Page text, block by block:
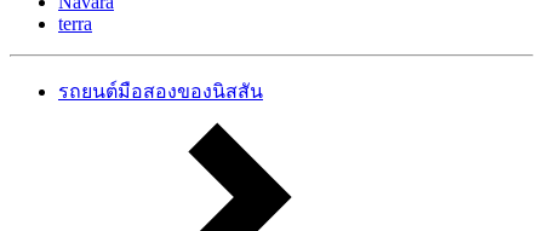
terra
รถยนต์มือสองของนิสสัน